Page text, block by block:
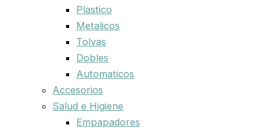
Plastico
Metalicos
Tolvas
Dobles
Automaticos
Accesorios
Salud e Higiene
Empapadores